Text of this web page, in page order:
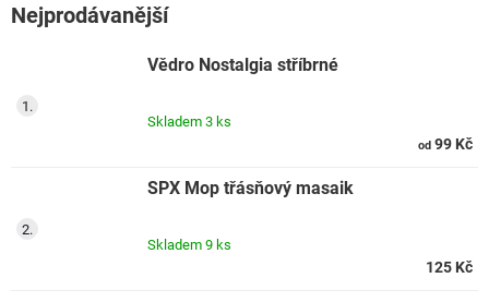
Nejprodávanější
Vědro Nostalgia stříbrné
Skladem 3 ks
od 99 Kč
SPX Mop třásňový masaik
Skladem 9 ks
125 Kč